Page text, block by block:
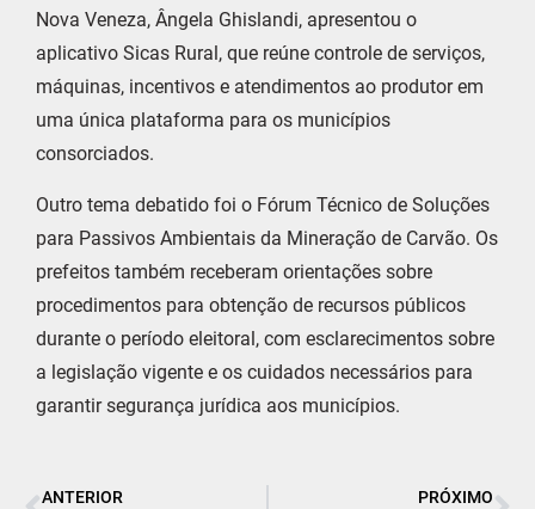
Nova Veneza, Ângela Ghislandi, apresentou o
aplicativo Sicas Rural, que reúne controle de serviços,
máquinas, incentivos e atendimentos ao produtor em
uma única plataforma para os municípios
consorciados.
Outro tema debatido foi o Fórum Técnico de Soluções
para Passivos Ambientais da Mineração de Carvão. Os
prefeitos também receberam orientações sobre
procedimentos para obtenção de recursos públicos
durante o período eleitoral, com esclarecimentos sobre
a legislação vigente e os cuidados necessários para
garantir segurança jurídica aos municípios.
ANTERIOR PRÓXIMO